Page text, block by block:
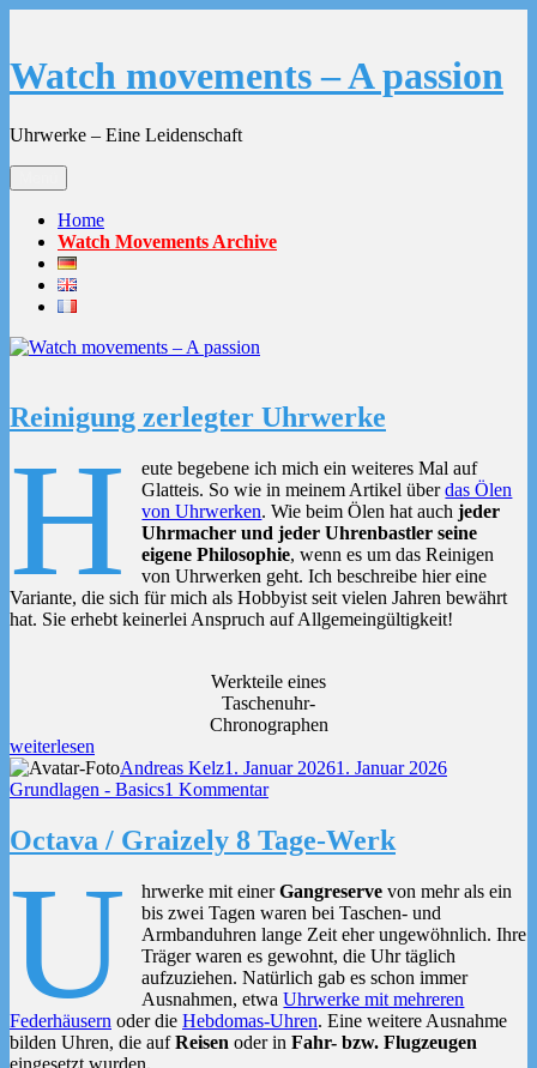
springen
Watch movements – A passion
Uhrwerke – Eine Leidenschaft
Home
Watch Movements Archive
Reinigung zerlegter Uhrwerke
H
eute begebene ich mich ein weiteres Mal auf
Glatteis. So wie in meinem Artikel überdas Ölen
von Uhrwerken. Wie beim Ölen hat auchjeder
Uhrmacher und jeder Uhrenbastler seine
eigene Philosophie, wenn es um das Reinigen
von Uhrwerken geht. Ich beschreibe hier eine
Variante, die sich für mich als Hobbyist seit vielen Jahren bewährt
hat. Sie erhebt keinerlei Anspruch auf Allgemeingültigkeit!
Werkteile eines
Taschenuhr-
Chronographen
„Reinigung
zerlegter
Uhrwerke“
weiterlesen
Autor
Andreas KelzVeröffentlicht
am
1. Januar 20261. Januar 2026Kategorien
Grundlagen - Basics1 Kommentarzu
zerlegter
Uhrwerke
Octava / Graizely 8 Tage-Werk
U hrwerke mit einerGangreservevon mehr als ein
bis zwei Tagen waren bei Taschen- und
Armbanduhren lange Zeit eher ungewöhnlich. Ihre
Träger waren es gewohnt, die Uhr täglich
aufzuziehen. Natürlich gab es schon immer
Ausnahmen, etwaUhrwerke mit mehreren
Federhäusern oder die Hebdomas-Uhren. Eine weitere Ausnahme
bilden Uhren, die aufReisen oder in Fahr- bzw. Flugzeugen
eingesetzt wurden.